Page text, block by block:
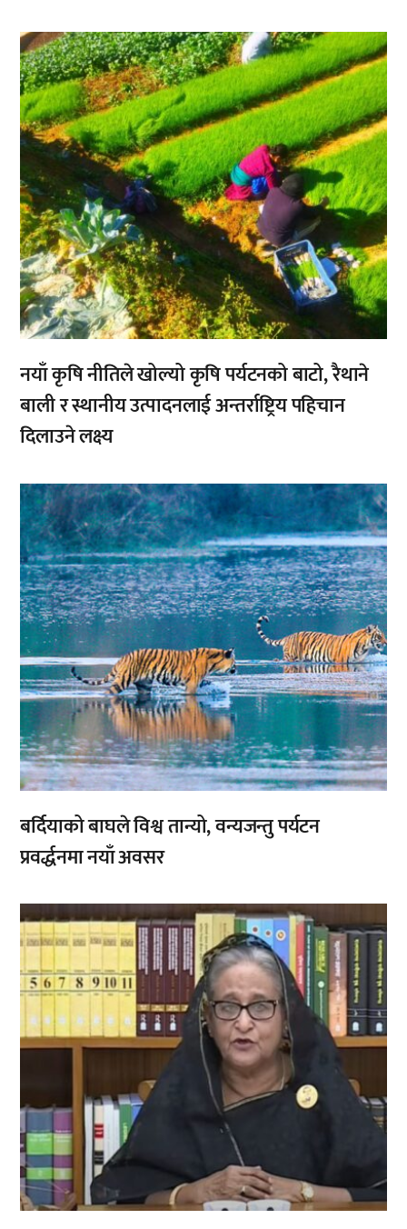
,
नयाँ कृषि नीतिले खोल्यो कृषि पर्यटनको बाटो, रैथाने
बाली र स्थानीय उत्पादनलाई अन्तर्राष्ट्रिय पहिचान
दिलाउने लक्ष्य
,
बर्दियाको बाघले विश्व तान्यो, वन्यजन्तु पर्यटन
प्रवर्द्धनमा नयाँ अवसर
,,